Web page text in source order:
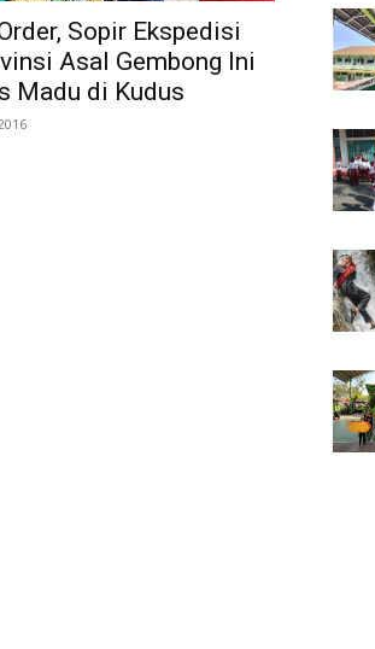
Sopir Ekspedisi
Asal Gembong Ini
Madu di Kudus